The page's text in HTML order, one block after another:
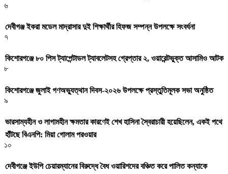
৬
দেবীগঞ্জ ইকরা মডেল মাদ্রাসার দুই শিক্ষার্থীর হিফজ সম্পন্ন উপলক্ষে সংবর্ধনা
৭
কিশোরগঞ্জে ৮০ পিস ট্যাপেন্টাডল ট্যাবলেটসহ গ্রেপ্তার ২, ওয়ারেন্টভুক্ত আসামিও আটক
৮
কিশোরগঞ্জে জুলাই গণঅভ্যুত্থান দিবস-২০২৬ উপলক্ষে প্রস্তুতিমূলক সভা অনুষ্ঠিত
৯
ভারসাম্যহীন ও লাগামহীন ক্ষমতার কারণেই শেখ হাসিনা স্বৈরাচারী হয়েছিলেন, একই পথে
হাঁটছে বিএনপি: মিয়া গোলাম পরওয়ার
১০
দেবীগঞ্জে ইউপি চেয়ারম্যানের বিরুদ্ধে বৈধ ওয়ারিশদের বঞ্চিত করে পালিত কন্যাকে